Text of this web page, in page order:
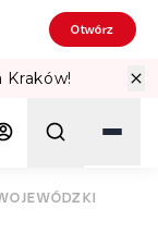
Otwórz
Teatralne Lato